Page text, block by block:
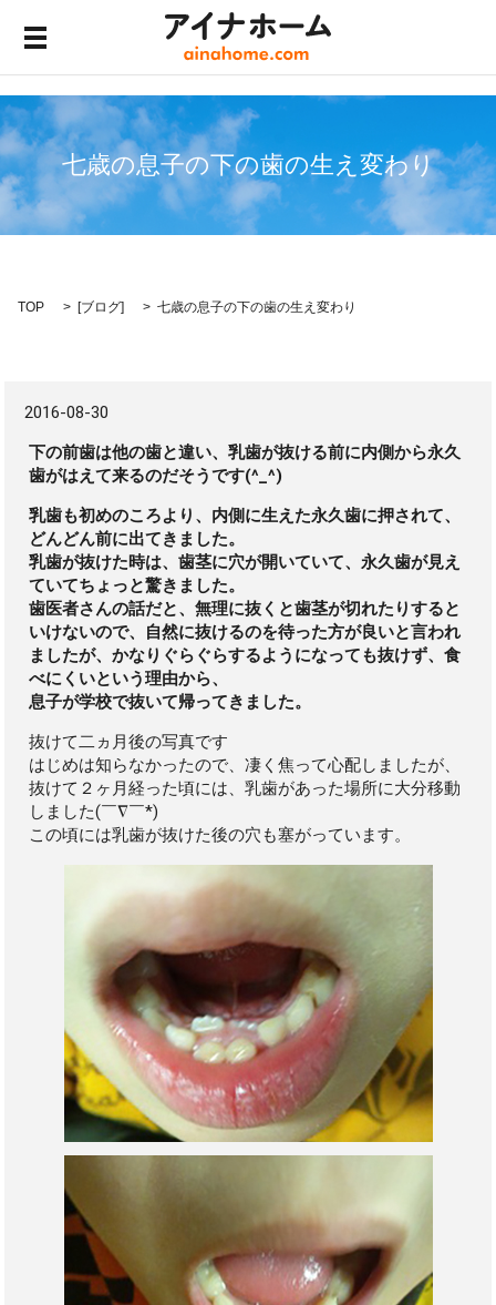
七歳の息子の下の歯の生え変わり
TOP [ブログ] 七歳の息子の下の歯の生え変わり
2016-08-30
下の前歯は他の歯と違い、乳歯が抜ける前に内側から永久
歯がはえて来るのだそうです(^_^)
乳歯も初めのころより、内側に生えた永久歯に押されて、
どんどん前に出てきました。
乳歯が抜けた時は、歯茎に穴が開いていて、永久歯が見え
ていてちょっと驚きました。
歯医者さんの話だと、無理に抜くと歯茎が切れたりすると
いけないので、自然に抜けるのを待った方が良いと言われ
ましたが、かなりぐらぐらするようになっても抜けず、食
べにくいという理由から、
息子が学校で抜いて帰ってきました。
抜けて二ヵ月後の写真です
はじめは知らなかったので、凄く焦って心配しましたが、
抜けて２ヶ月経った頃には、乳歯があった場所に大分移動
しました(￣∇￣*)
この頃には乳歯が抜けた後の穴も塞がっています。